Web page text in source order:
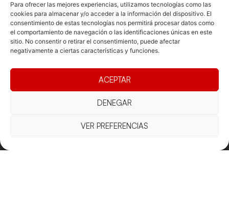
Para ofrecer las mejores experiencias, utilizamos tecnologías como las
cookies para almacenar y/o acceder a la información del dispositivo. El
consentimiento de estas tecnologías nos permitirá procesar datos como
el comportamiento de navegación o las identificaciones únicas en este
sitio. No consentir o retirar el consentimiento, puede afectar
negativamente a ciertas características y funciones.
ACEPTAR
DENEGAR
VER PREFERENCIAS
Federació
Competicions
Competiciones
Vólei neu
Documentacio
Funcionament
Eleccions
Contacte
Carrer de les
16, 5ºC,
Barcelona